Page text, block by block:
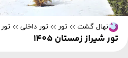
تور شیراز زمستان 1405
نهال گشت تور تور داخلی